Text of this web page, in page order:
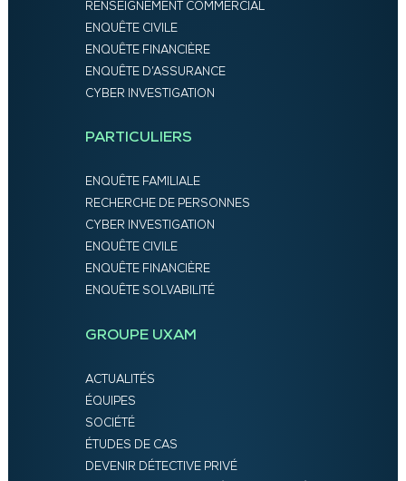
RENSEIGNEMENT COMMERCIAL
ENQUÊTE CIVILE
ENQUÊTE FINANCIÈRE
ENQUÊTE D’ASSURANCE
CYBER INVESTIGATION
PARTICULIERS
ENQUÊTE FAMILIALE
RECHERCHE DE PERSONNES
CYBER INVESTIGATION
ENQUÊTE CIVILE
ENQUÊTE FINANCIÈRE
ENQUÊTE SOLVABILITÉ
GROUPE UXAM
ACTUALITÉS
ÉQUIPES
SOCIÉTÉ
ÉTUDES DE CAS
DEVENIR DÉTECTIVE PRIVÉ